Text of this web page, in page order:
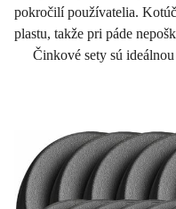
pokročilí používatelia.
plastu, takže pri páde
Činkové sety sú